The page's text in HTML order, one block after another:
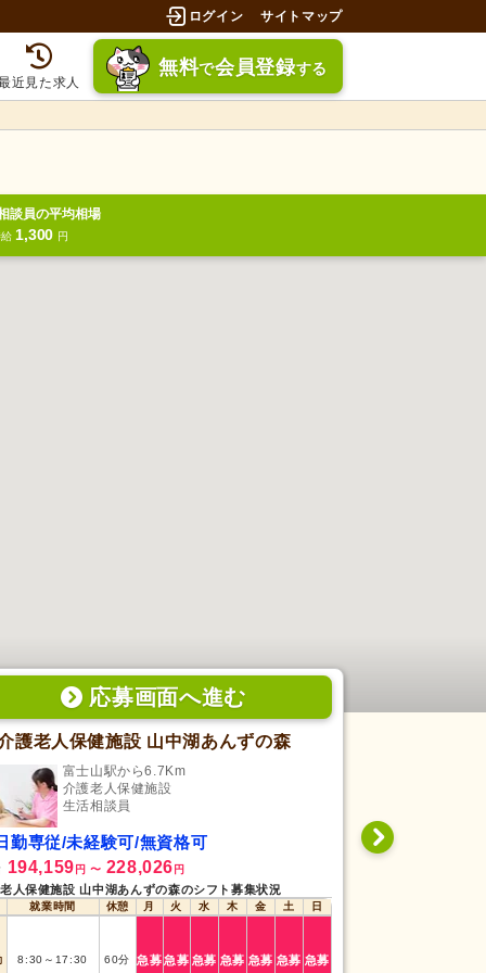
ログイン サイトマップ
近見た求人
無料で会員登録する
談員の平均相場
1,300 円
応募画面へ進む
護老人保健施設 山中湖あんずの森
富士山駅から6.7Km
介護老人保健施設
生活相談員
勤専従/未経験可/無資格可
194,159 円 〜 228,026 円
人保健施設 山中湖あんずの森のシフト募集状況
就業時間 休憩 月 火 水 木 金 土 日
8:30 ～ 17:30 60分 急募急募 急募 急募 急募 急募 急募
シフト制/未